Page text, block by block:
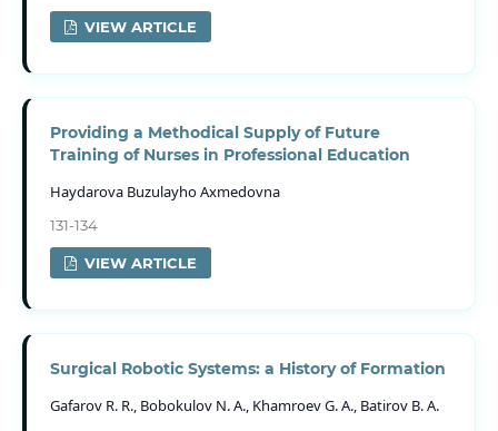
VIEW ARTICLE
Providing a Methodical Supply of Future
Training of Nurses in Professional Education
Haydarova Buzulayho Axmedovna
131-134
VIEW ARTICLE
Surgical Robotic Systems: a History of Formation
Gafarov R. R., Bobokulov N. A., Khamroev G. A., Batirov B. A.